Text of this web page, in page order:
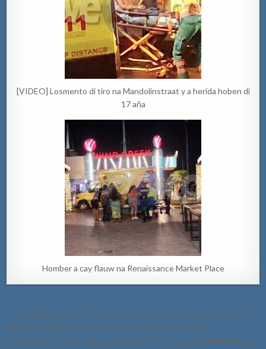
[VIDEO] Losmento di tiro na Mandolinstraat y a herida hoben di
17 aña
Homber a cay flauw na Renaissance Market Place
Post
navigation
← [VIDEO] Accidente entre 3 auto ora e chauffeur di un Honda Fit
bayendo pabao a bay bira na man robes na Kudawecha
Drone intercepta ta bula den area di K.I.A. den oranan di marduga →